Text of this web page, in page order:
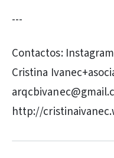
---
Contactos:
Cristina
http://